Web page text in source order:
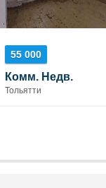
55 000
Комм. Недв.
Тольятти